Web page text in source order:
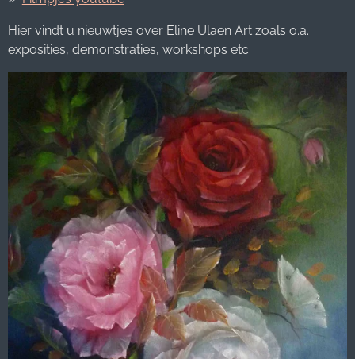
Hier vindt u nieuwtjes over Eline Ulaen Art zoals o.a.
exposities, demonstraties, workshops etc.